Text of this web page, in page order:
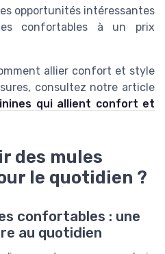
opportunités intéressantes
confortables à un prix
allier confort et style
consultez notre article
qui allient confort et
des mules
le quotidien ?
confortables : une
au quotidien